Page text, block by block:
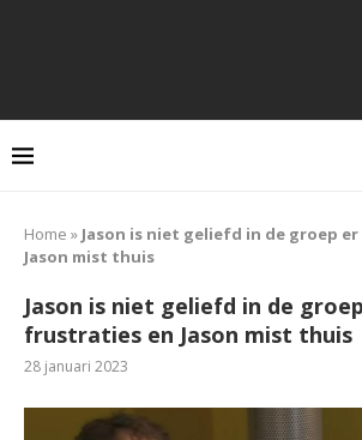
Home » Jason is niet geliefd in de groep
Jason mist thuis
Jason is niet geliefd in de
frustraties en Jason mist thuis
28 januari 2023